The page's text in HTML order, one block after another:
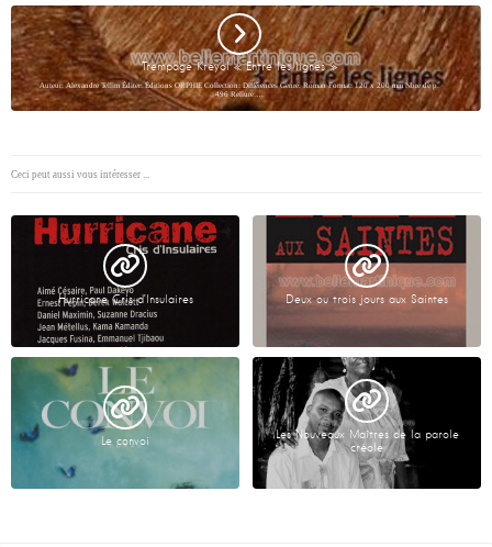
Trempage Kréyol « Entre les lignes »
Auteur: Alexandre Tellim Éditer: Éditions ORPHIE Collection: Différences Genre: Roman Format: 120 x 200 mm Nbre de p.
496 Reliure:…
Ceci peut aussi vous intéresser ...
Hurricane Cris d’Insulaires Deux ou trois jours aux Saintes
Le convoi
Les Nouveaux Maîtres de la parole
créole